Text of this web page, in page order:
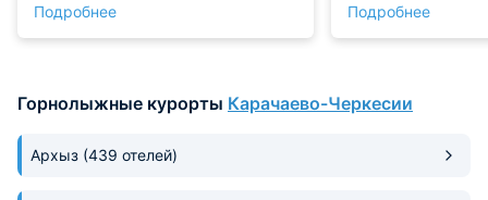
удобства в хорошем состоянии.
Приездом и проживанием
Подробнее
что нужно, и даже
подозреваешь!
понадобиться
обязательно помогут.
Подробнее
Горнолыжные курорты Карачаево-Черкесии
Архыз (439 отелей)